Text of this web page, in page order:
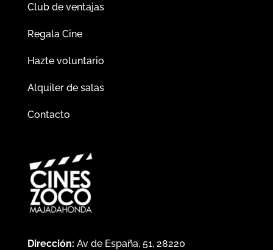
Club de ventajas
Regala Cine
Hazte voluntario
Alquiler de salas
Contacto
Dirección: Av de España, 51, 28220